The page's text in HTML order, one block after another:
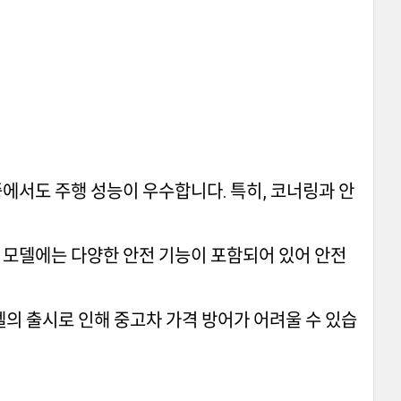
서도 주행 성능이 우수합니다. 특히, 코너링과 안
델에는 다양한 안전 기능이 포함되어 있어 안전
출시로 인해 중고차 가격 방어가 어려울 수 있습